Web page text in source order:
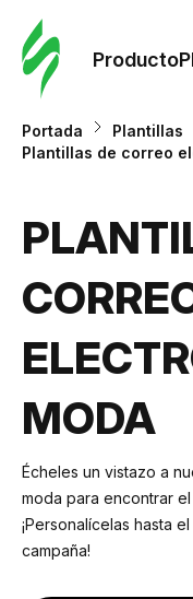
Producto
Portada
Plantillas
Plantillas de correo
MODA
Écheles un vistazo a
moda para encontrar
¡Personalícelas hasta
campaña!